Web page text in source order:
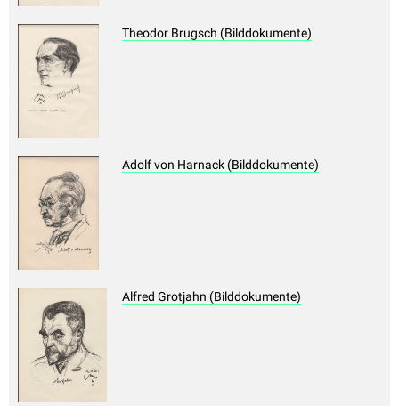
Theodor Brugsch (Bilddokumente)
Adolf von Harnack (Bilddokumente)
Alfred Grotjahn (Bilddokumente)